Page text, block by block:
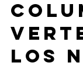
Redacción
8 sept 2023
La